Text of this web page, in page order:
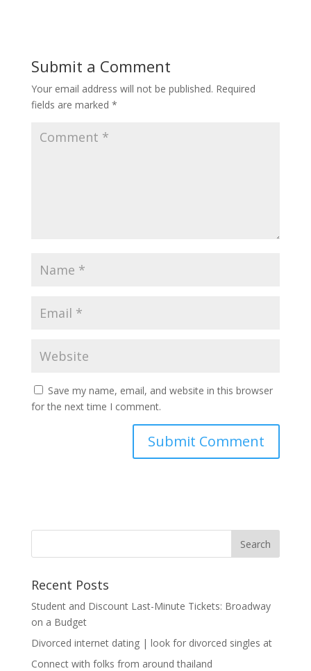
Submit a Comment
Your email address will not be published. Required
fields are marked *
Save my name, email, and website in this browser
for the next time I comment.
Recent Posts
Student and Discount Last-Minute Tickets: Broadway
on a Budget
Divorced internet dating | look for divorced singles at
Connect with folks from around thailand